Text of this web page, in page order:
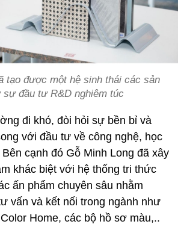
tạo được một hệ sinh thái các sản
sự đầu tư R&D nghiêm túc
đi khó, đòi hỏi sự bền bỉ và
với đầu tư về công nghệ, học
cạnh đó Gỗ Minh Long đã xây
khác biệt với hệ thống tri thức
ấn phẩm chuyên sâu nhằm
vấn và kết nối trong ngành như
Home, các bộ hồ sơ màu,..